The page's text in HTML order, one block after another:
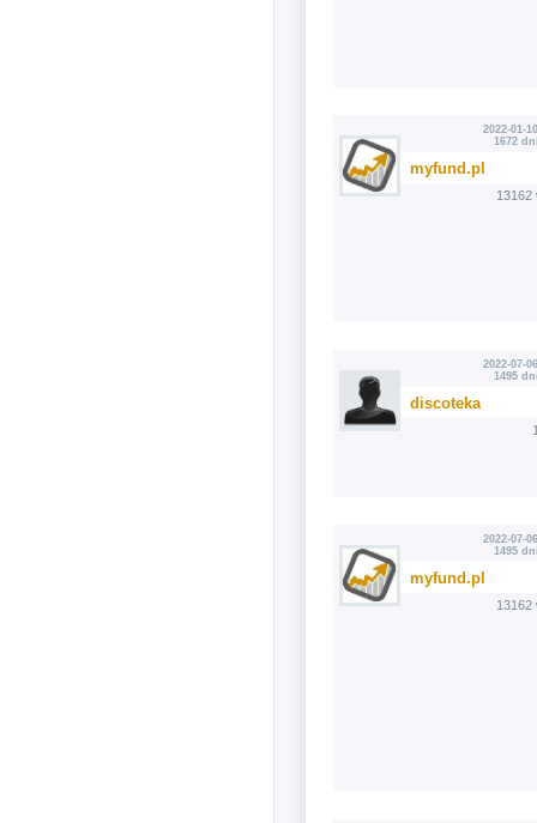
2022-01-
1672
myfund.pl
13162
2022-07-
1495
discoteka
2022-07-
1495
myfund.pl
13162